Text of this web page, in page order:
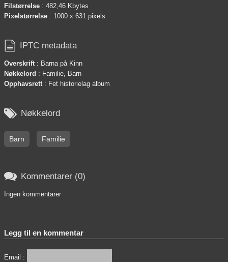
Filstørrelse : 482,46 Kbytes
Pixelstørrelse : 1000 x 631 pixels
 IPTC metadata
Overskrift : Barna på Kinn
Nøkkelord : Familie, Barn
Opphavsrett : Fet historielag album
 Nøkkelord
Barn Familie
 Kommentarer (0)
Ingen kommentarer
Legg til en kommentar
Email :